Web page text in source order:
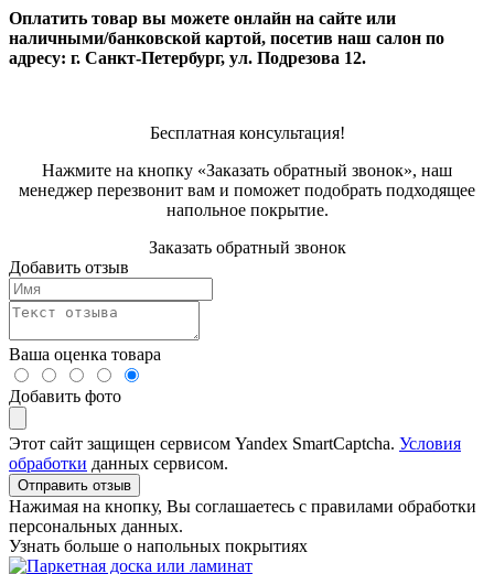
Оплатить товар вы можете онлайн на сайте или
наличными/банковской картой, посетив наш салон по
адресу: г. Санкт-Петербург, ул. Подрезова 12.
Бесплатная консультация!
Нажмите на кнопку «Заказать обратный звонок», наш
менеджер перезвонит вам и поможет подобрать подходящее
напольное покрытие.
Заказать обратный звонок
Добавить отзыв
Ваша оценка товара
Добавить фото
Этот сайт защищен сервисом Yandex SmartCaptcha. Условия
обработки данных сервисом.
Отправить отзыв
Нажимая на кнопку, Вы соглашаетесь с правилами обработки
персональных данных.
Узнать больше о напольных покрытиях